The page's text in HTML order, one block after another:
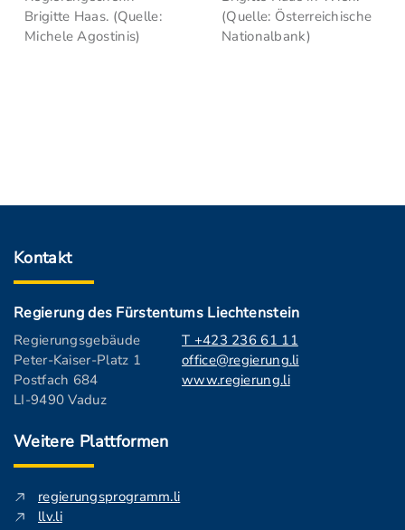
Brigitte Haas. (Quelle:
Michele Agostinis)
(Quelle: Österreichische
Nationalbank)
Kontakt
Regierung des Fürstentums Liechtenstein
Regierungsgebäude
Peter-Kaiser-Platz 1
Postfach 684
LI-9490 Vaduz
T +423 236 61 11
office@regierung.li
www.regierung.li
Weitere Plattformen
regierungsprogramm.li
llv.li